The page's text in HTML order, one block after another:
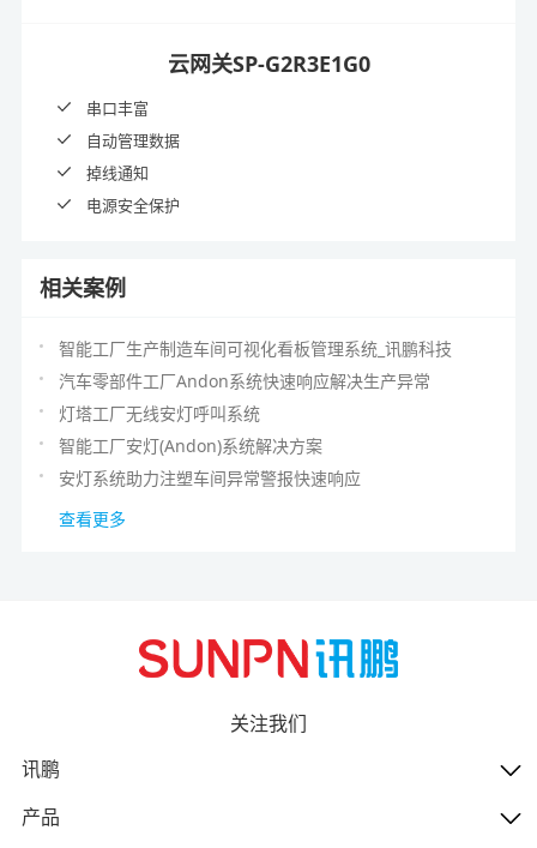
云网关SP-G2R3E1G0
串口丰富
自动管理数据
掉线通知
电源安全保护
相关案例
智能工厂生产制造车间可视化看板管理系统_讯鹏科技
汽车零部件工厂Andon系统快速响应解决生产异常
灯塔工厂无线安灯呼叫系统
智能工厂安灯(Andon)系统解决方案
安灯系统助力注塑车间异常警报快速响应
查看更多
关注我们
讯鹏
产品